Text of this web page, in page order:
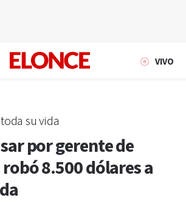
VIVO
su vida
por gerente de
8.500 dólares a